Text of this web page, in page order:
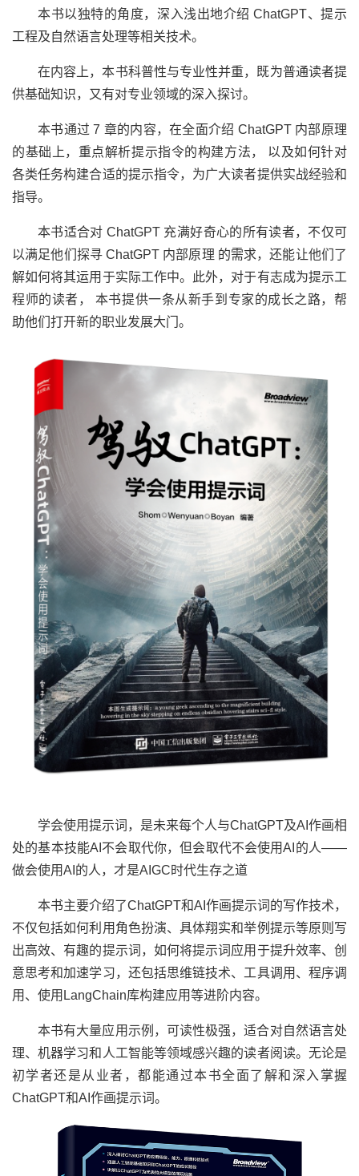
本书以独特的角度，深入浅出地介绍 ChatGPT、提示
工程及自然语言处理等相关技术。
在内容上，本书科普性与专业性并重，既为普通读者提
供基础知识，又有对专业领域的深入探讨。
本书通过 7 章的内容，在全面介绍 ChatGPT 内部原理
的基础上，重点解析提示指令的构建方法， 以及如何针对
各类任务构建合适的提示指令，为广大读者提供实战经验和
指导。
本书适合对 ChatGPT 充满好奇心的所有读者，不仅可
以满足他们探寻 ChatGPT 内部原理 的需求，还能让他们了
解如何将其运用于实际工作中。此外，对于有志成为提示工
程师的读者， 本书提供一条从新手到专家的成长之路，帮
助他们打开新的职业发展大门。
学会使用提示词，是未来每个人与ChatGPT及AI作画相
处的基本技能AI不会取代你，但会取代不会使用AI的人——
做会使用AI的人，才是AIGC时代生存之道
本书主要介绍了ChatGPT和AI作画提示词的写作技术，
不仅包括如何利用角色扮演、具体翔实和举例提示等原则写
出高效、有趣的提示词，如何将提示词应用于提升效率、创
意思考和加速学习，还包括思维链技术、工具调用、程序调
用、使用LangChain库构建应用等进阶内容。
本书有大量应用示例，可读性极强，适合对自然语言处
理、机器学习和人工智能等领域感兴趣的读者阅读。无论是
初学者还是从业者，都能通过本书全面了解和深入掌握
ChatGPT和AI作画提示词。